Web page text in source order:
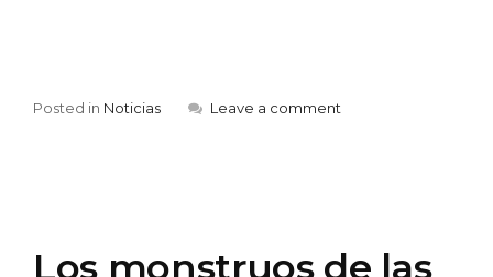
Posted in Noticias Leave a comment
Los monstruos de las